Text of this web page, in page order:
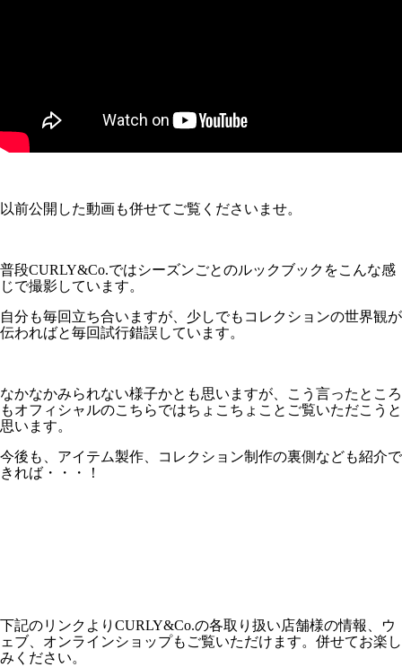
以前公開した動画も併せてご覧くださいませ。
普段CURLY&Co.ではシーズンごとのルックブックをこんな感
じで撮影しています。
自分も毎回立ち合いますが、少しでもコレクションの世界観が
伝わればと毎回試行錯誤しています。
なかなかみられない様子かとも思いますが、こう言ったところ
もオフィシャルのこちらではちょこちょことご覧いただこうと
思います。
今後も、アイテム製作、コレクション制作の裏側なども紹介で
きれば・・・！
下記のリンクよりCURLY&Co.の各取り扱い店舗様の情報、ウ
ェブ、オンラインショップもご覧いただけます。併せてお楽し
みください。